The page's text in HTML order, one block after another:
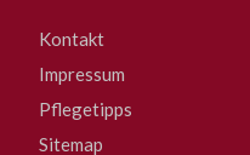
Kontakt
Impressum
Pflegetipps
Sitemap